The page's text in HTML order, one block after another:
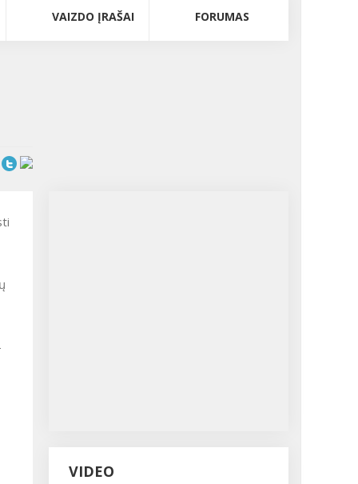
VAIZDO ĮRAŠAI FORUMAS
VIDEO